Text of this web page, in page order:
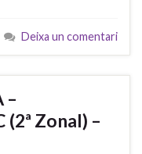
Deixa un comentari
–
Zonal) –